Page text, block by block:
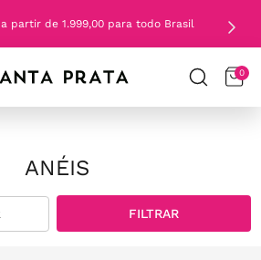
a partir de 1.999,00 para todo Brasil
0
ANÉIS
FILTRAR